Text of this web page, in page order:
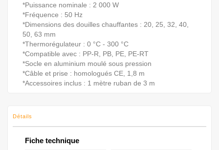
*Puissance nominale : 2 000 W
*Fréquence : 50 Hz
*Dimensions des douilles chauffantes : 20, 25, 32, 40,
50, 63 mm
*Thermorégulateur : 0 °C - 300 °C
*Compatible avec : PP-R, PB, PE, PE-RT
*Socle en aluminium moulé sous pression
*Câble et prise : homologués CE, 1,8 m
*Accessoires inclus : 1 mètre ruban de 3 m
Détails
Fiche technique